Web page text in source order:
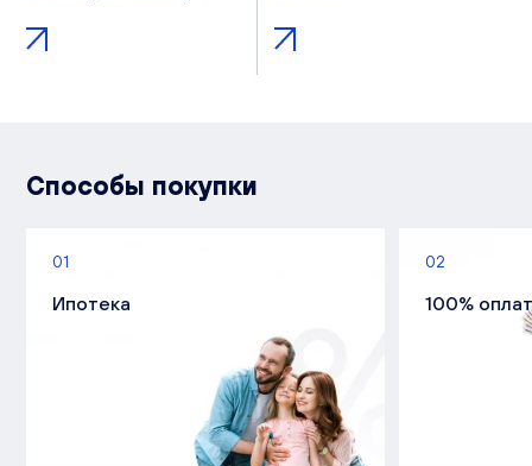
Способы покупки
01
Ипотека
02
100%